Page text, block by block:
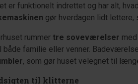
er funktionelt indrettet og har alt,
gør hverdagen lidt
rummer tre soveværelser
både familie eller venner.
, som gør huset velegnet til
til klitterne